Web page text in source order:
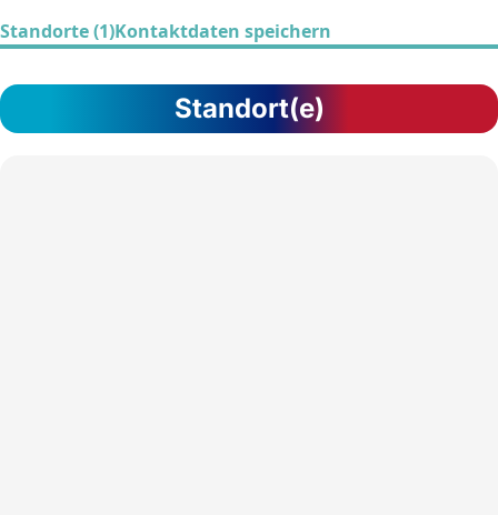
Standorte (1)Kontaktdaten speichern
Standort(e)